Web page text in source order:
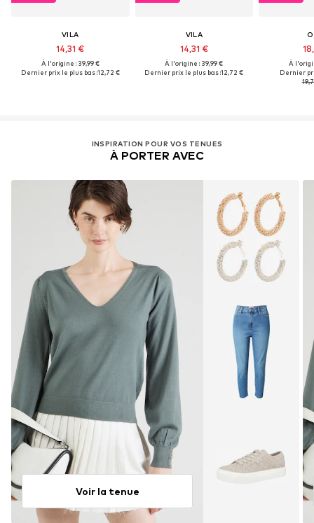
VILA
14,31 €
À l'origine : 39,99 €
Dernier prix le plus bas :12,72 €
VILA
14,31 €
À l'origine : 39,99 €
Dernier prix le plus bas :12,72 €
À
Dernier
INSPIRATION POUR VOS TENUES
À PORTER AVEC
Voir la tenue